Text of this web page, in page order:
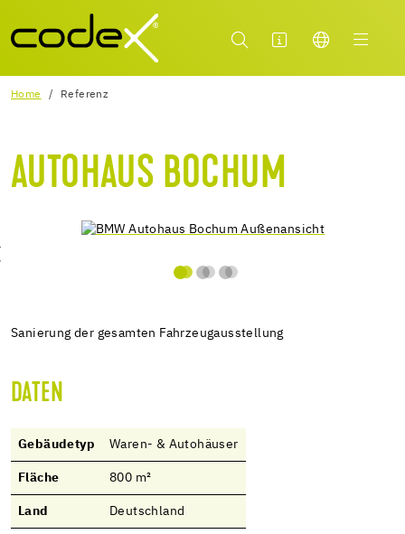
Home Referenz
AUTOHAUS BOCHUM
Sanierung der gesamten Fahrzeugausstellung
DATEN
Gebäudetyp Waren- & Autohäuser
Fläche 800 m²
Land Deutschland